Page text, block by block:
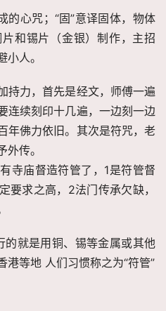
的心咒；“固”意译固体，物体
和锡片（金银）制作，主招
人。
持力，首先是经文，师傅一遍
连续刻印十几遍，一边刻一边
年佛力依旧。其次是符咒，老
传。
寺庙督造符管了，1是符管督
要求之高，2法门传承欠缺，
就是用铜、锡等金属或其他
港等地 人们习惯称之为“符管”